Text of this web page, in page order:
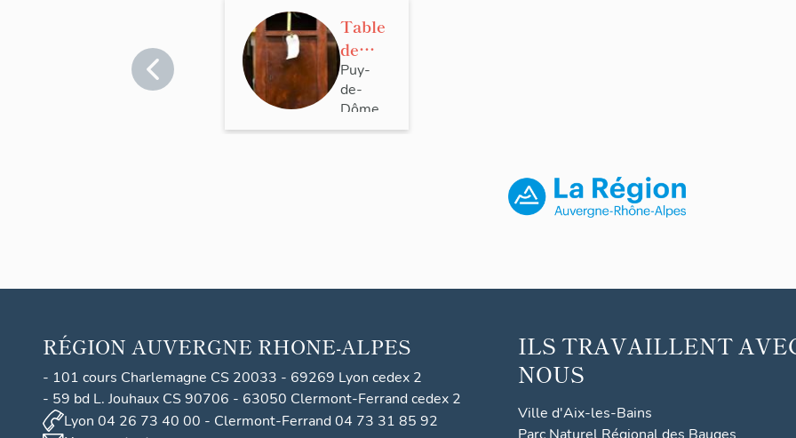
Table
de
nuit
en
armoi
Puy-
de-
Dôme
>
RÉGION AUVERGNE RHONE-ALPES
- 101 cours Charlemagne CS 20033 - 69269 Lyon cedex 2
- 59 bd L. Jouhaux CS 90706 - 63050 Clermont-Ferrand cedex 2
Lyon 04 26 73 40 00 - Clermont-Ferrand 04 73 31 85 92
ILS TRAVAILLENT
NOUS
Ville d'Aix-les-Bains